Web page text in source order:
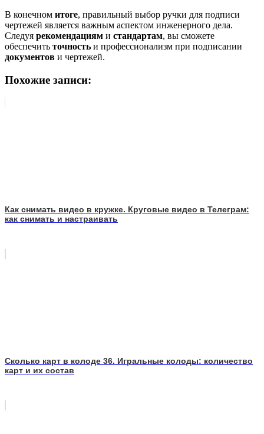
В конечном итоге, правильный выбор ручки для подписи
чертежей является важным аспектом инженерного дела.
Следуя рекомендациям и стандартам, вы сможете
обеспечить точность и профессионализм при подписании
документов и чертежей.
Похожие записи:
Как снимать видео в кружке. Круговые видео в Телеграм:
как снимать и настраивать
Сколько карт в колоде 36. Игральные колоды: количество
карт и их состав